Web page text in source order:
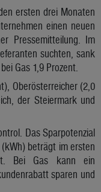
ersten drei Monaten
einen neuen
Pressemitteilung. Im
suchten, sank
Gas 1,9 Prozent.
Oberösterreicher (2,0
der Steiermark und
Das Sparpotenzial
beträgt im ersten
Bei Gas kann ein
sparen und